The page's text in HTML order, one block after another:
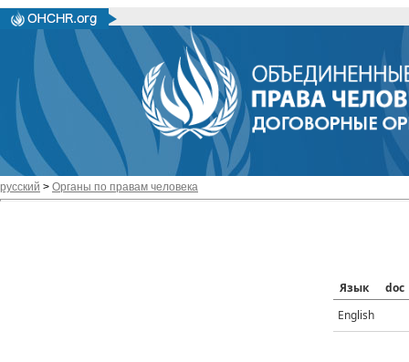
русский > Органы по правам человека
Язык
doc
English